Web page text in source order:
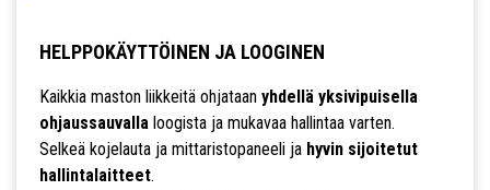
HELPPOKÄYTTÖINEN JA LOOGINEN
Kaikkia maston liikkeitä ohjataan yhdellä yksivipuisella
ohjaussauvallaloogista ja mukavaa hallintaa varten.
Selkeä kojelauta ja mittaristopaneeli ja hyvin sijoitetut
hallintalaitteet.